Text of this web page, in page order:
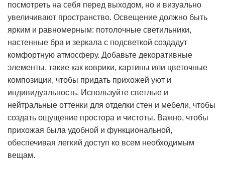
посмотреть на себя перед выходом, но и визуально
увеличивают пространство. Освещение должно быть
ярким и равномерным: потолочные светильники,
настенные бра и зеркала с подсветкой создадут
комфортную атмосферу. Добавьте декоративные
элементы, такие как коврики, картины или цветочные
композиции, чтобы придать прихожей уют и
индивидуальность. Используйте светлые и
нейтральные оттенки для отделки стен и мебели, чтобы
создать ощущение простора и чистоты. Важно, чтобы
прихожая была удобной и функциональной,
обеспечивая легкий доступ ко всем необходимым
вещам.